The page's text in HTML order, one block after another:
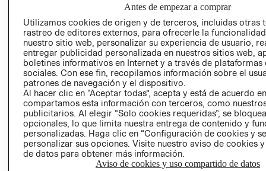
EMPRESARIAL
CONDICIONES
AVISO DE
PRIVACIDAD
GIFT CARD
AVISO DE
COOKIES
Antes de empezar a comprar
Utilizamos cookies de origen y de terceros, incluidas otras
rastreo de editores externos, para ofrecerle la
nuestro sitio web, personalizar su experiencia de usuario,
entregar publicidad personalizada en nuestros sitios web,
boletines informativos en Internet y a través de plataformas
sociales. Con ese fin, recopilamos información sobre el
patrones de navegación y el dispositivo.
Al hacer clic en “Aceptar todas”, acepta y está de acuerdo
compartamos esta información con terceros, como
publicitarios. Al elegir “Solo cookies requeridas”, se
opcionales, lo que limita nuestra entrega de contenido y
personalizadas. Haga clic en “Configuración de cookies y
personalizar sus opciones. Visite nuestro aviso de cookies
de datos para obtener más información.
Aviso de cookies y uso compartido de datos